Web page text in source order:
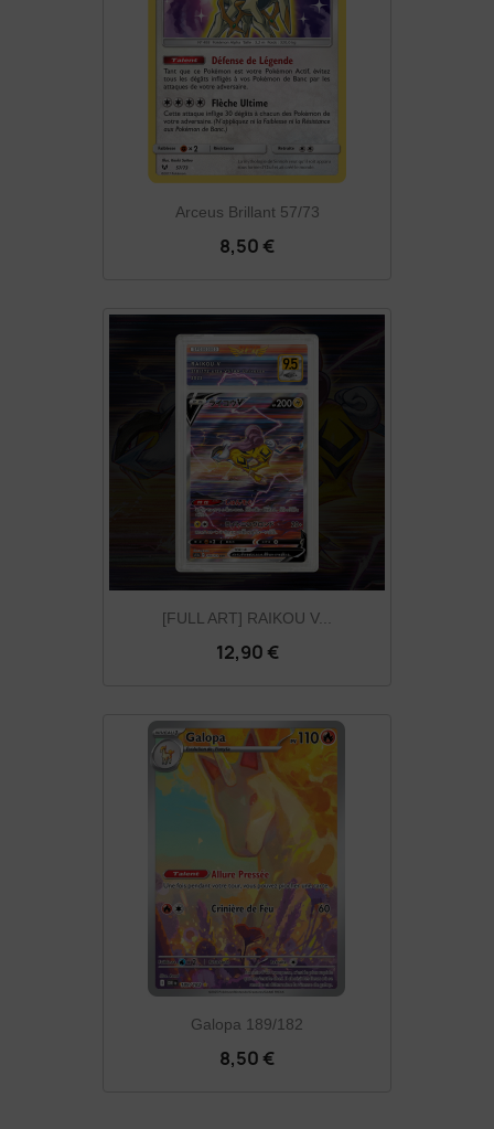
Arceus Brillant 57/73
8,50 €
[FULL ART] RAIKOU V...
12,90 €
Galopa 189/182
8,50 €